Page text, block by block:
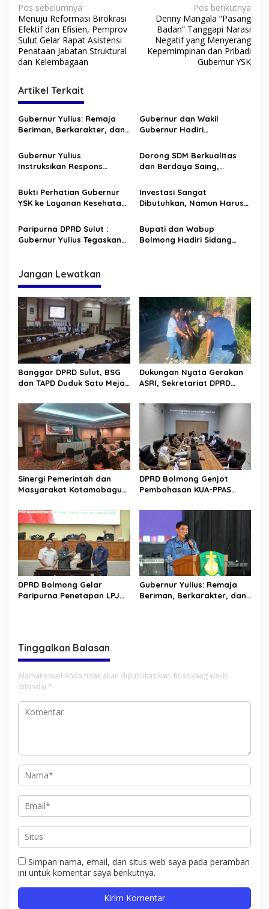
N
a
v
i
a
s
i
o
Pos sebelumnya
Menuju Reformasi Birokrasi
Efektif dan Efisien, Pemprov
Sulut Gelar Rapat Asistensi
Penataan Jabatan Struktural
dan Kelembagaan
Pos berikutnya
Denny Mangala “Pasang
Badan” Tanggapi Narasi
Negatif yang Menyerang
Kepemimpinan dan Pribadi
Gubernur YSK
Artikel Terkait
Gubernur Yulius: Remaja
Beriman, Berkarakter, dan
Sulawesi Utara
Gubernur dan Wakil
Gubernur Hadiri
Lapangan God Bless
Tondano
Gubernur Yulius
Instruksikan Respons
Pemprov Sulut Meluncur ke
Sangihe
Dorong SDM Berkualitas
dan Berdaya Saing,
ini Pada Lulusan Pendidikan
Vokasi di Bitung
Bukti Perhatian Gubernur
YSK ke Layanan Kesehatan
Laksanakan Operasi
Perdana Tumor Usus Besar
Investasi Sangat
Dibutuhkan, Namun Harus
dan Ramah Lingkungan
Paripurna DPRD Sulut :
Gubernur Yulius Tegaskan
Berkelanjutan
Bupati dan Wabup
Bolmong Hadiri Sidang
Jangan Lewatkan
Banggar DPRD Sulut, BSG
dan TAPD Duduk Satu Meja.
Rp30 Milyar ke BSG
Dukungan Nyata Gerakan
ASRI, Sekretariat DPRD
Jalan Manado – Tomohon
Sinergi Pemerintah dan
Masyarakat Kotamobagu
Golda Pinontoan
DPRD Bolmong Genjot
Pembahasan KUA-PPAS
DPRD Bolmong Gelar
Paripurna Penetapan LPJ
Gubernur Yulius: Remaja
Beriman, Berkarakter, dan
Tinggalkan Balasan
Alamat email Anda tidak akan dipublikasikan. Ruas yang wajib
ditandai *
Simpan nama, email, dan situs web saya pada peramban
ini untuk komentar saya berikutnya.